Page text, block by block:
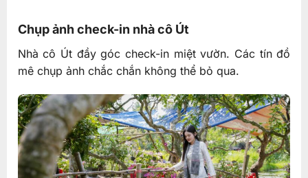
Chụp ảnh check-in nhà cô Út
Nhà cô Út đầy góc check-in miệt vườn. Các tín đồ
mê chụp ảnh chắc chắn không thể bỏ qua.